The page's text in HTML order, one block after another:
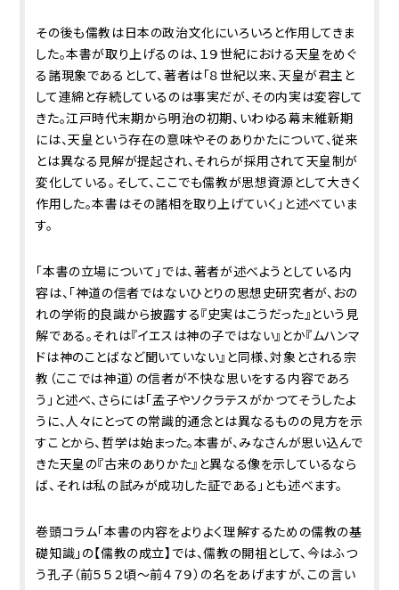
その後も儒教は日本の政治文化にいろいろと作用してきま
した。本書が取り上げるのは、１９世紀における天皇をめぐ
る諸現象であるとして、著者は「８世紀以来、天皇が君主と
して連綿と存続しているのは事実だが、その内実は変容して
きた。江戸時代末期から明治の初期、いわゆる幕末維新期
には、天皇という存在の意味やそのありかたについて、従来
とは異なる見解が提起され、それらが採用されて天皇制が
変化している。そして、ここでも儒教が思想資源として大きく
作用した。本書はその諸相を取り上げていく」と述べていま
す。
「本書の立場について」では、著者が述べようとしている内
容は、「神道の信者ではないひとりの思想史研究者が、おの
れの学術的良識から披露する『史実はこうだった』という見
解である。それは『イエスは神の子ではない』とか『ムハンマ
ドは神のことばなど聞いていない』と同様、対象とされる宗
教（ここでは神道）の信者が不快な思いをする内容であろ
う」と述べ、さらには「孟子やソクラテスがかつてそうしたよ
うに、人々にとっての常識的通念とは異なるものの見方を示
すことから、哲学は始まった。本書が、みなさんが思い込んで
きた天皇の『古来のありかた』と異なる像を示しているなら
ば、それは私の試みが成功した証である」とも述べます。
巻頭コラム「本書の内容をよりよく理解するための儒教の基
礎知識」の【儒教の成立】では、儒教の開祖として、今はふつ
う孔子（前５５２頃～前４７９）の名をあげますが、この言い